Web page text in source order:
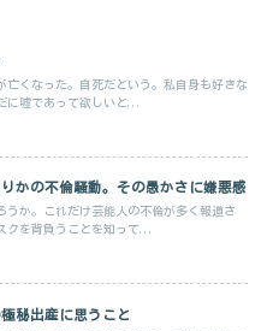
亡くなった。自死だという。私自身も好きな
に嘘であって欲しいと...
かの不倫騒動。その愚かさに嫌悪感
うか。これだけ芸能人の不倫が多く報道さ
クを背負うことを知って...
秘出産に思うこと